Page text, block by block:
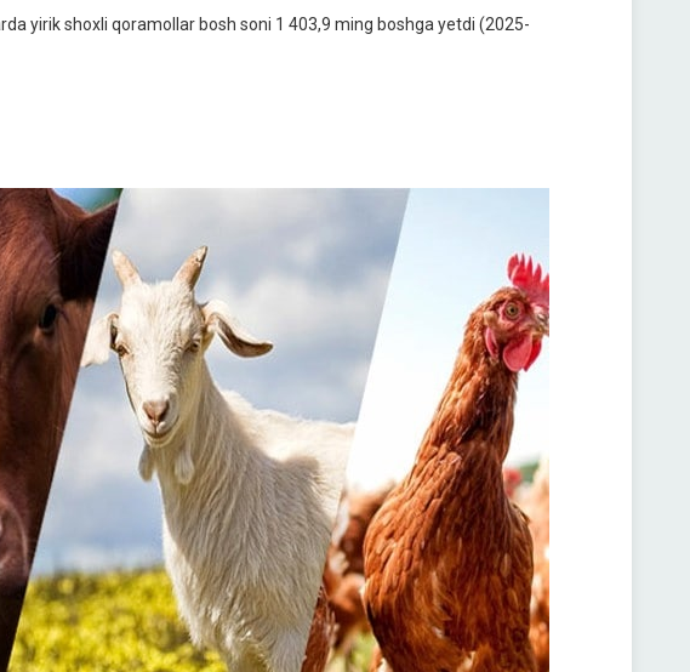
yirik shoxli qoramollar bosh soni 1 403,9 ming boshga yetdi (2025-